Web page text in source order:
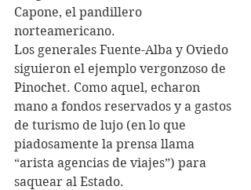
Capone, el pandillero
norteamericano.
Los generales Fuente-Alba y Oviedo
siguieron el ejemplo vergonzoso de
Pinochet. Como aquel, echaron
mano a fondos reservados y a gastos
de turismo de lujo (en lo que
piadosamente la prensa llama
“arista agencias de viajes”) para
saquear al Estado.